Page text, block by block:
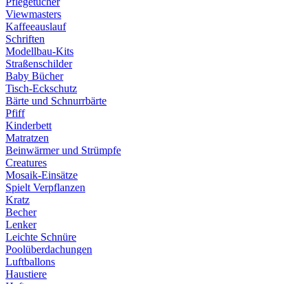
Viewmasters
Kaffeeauslauf
Schriften
Modellbau-Kits
Straßenschilder
Baby Bücher
Tisch-Eckschutz
Bärte und Schnurrbärte
Pfiff
Kinderbett
Matratzen
Beinwärmer und Strümpfe
Creatures
Mosaik-Einsätze
Spielt Verpflanzen
Kratz
Becher
Lenker
Leichte Schnüre
Poolüberdachungen
Luftballons
Haustiere